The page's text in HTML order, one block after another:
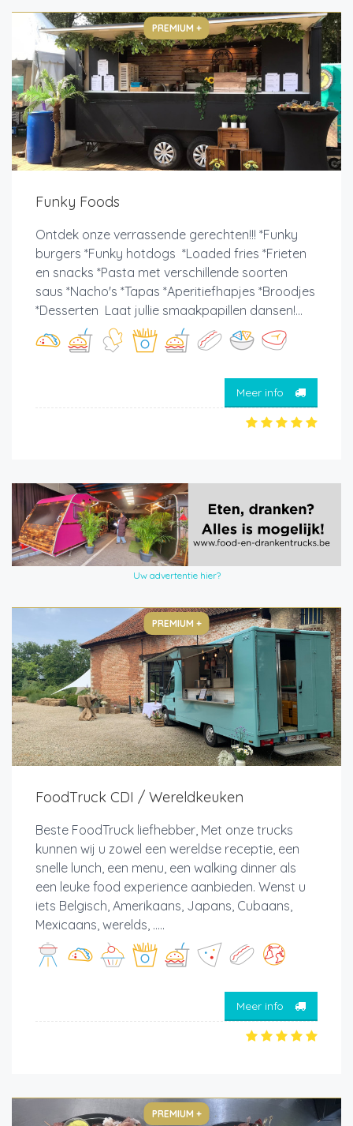
PREMIUM +
Funky Foods
Ontdek onze verrassende gerechten!!! *Funky
burgers *Funky hotdogs *Loaded fries *Frieten
en snacks *Pasta met verschillende soorten
saus *Nacho's *Tapas *Aperitiefhapjes *Broodjes
*Desserten Laat jullie smaakpapillen dansen!...
Meer info
Uw advertentie hier?
PREMIUM +
FoodTruck CDI / Wereldkeuken
Beste FoodTruck liefhebber, Met onze trucks
kunnen wij u zowel een wereldse receptie, een
snelle lunch, een menu, een walking dinner als
een leuke food experience aanbieden. Wenst u
iets Belgisch, Amerikaans, Japans, Cubaans,
Mexicaans, werelds, .....
Meer info
PREMIUM +